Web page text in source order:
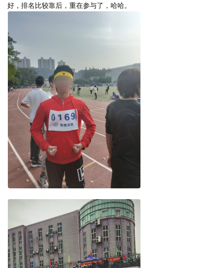
好，排名比较靠后，重在参与了，哈哈。